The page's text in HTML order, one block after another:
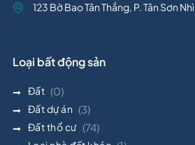
123 Bờ Bao Tân Thắng, P. Tân Sơn
Loại bất động sản
Đất (0)
Đất dự án (3)
Đất thổ cư (74)